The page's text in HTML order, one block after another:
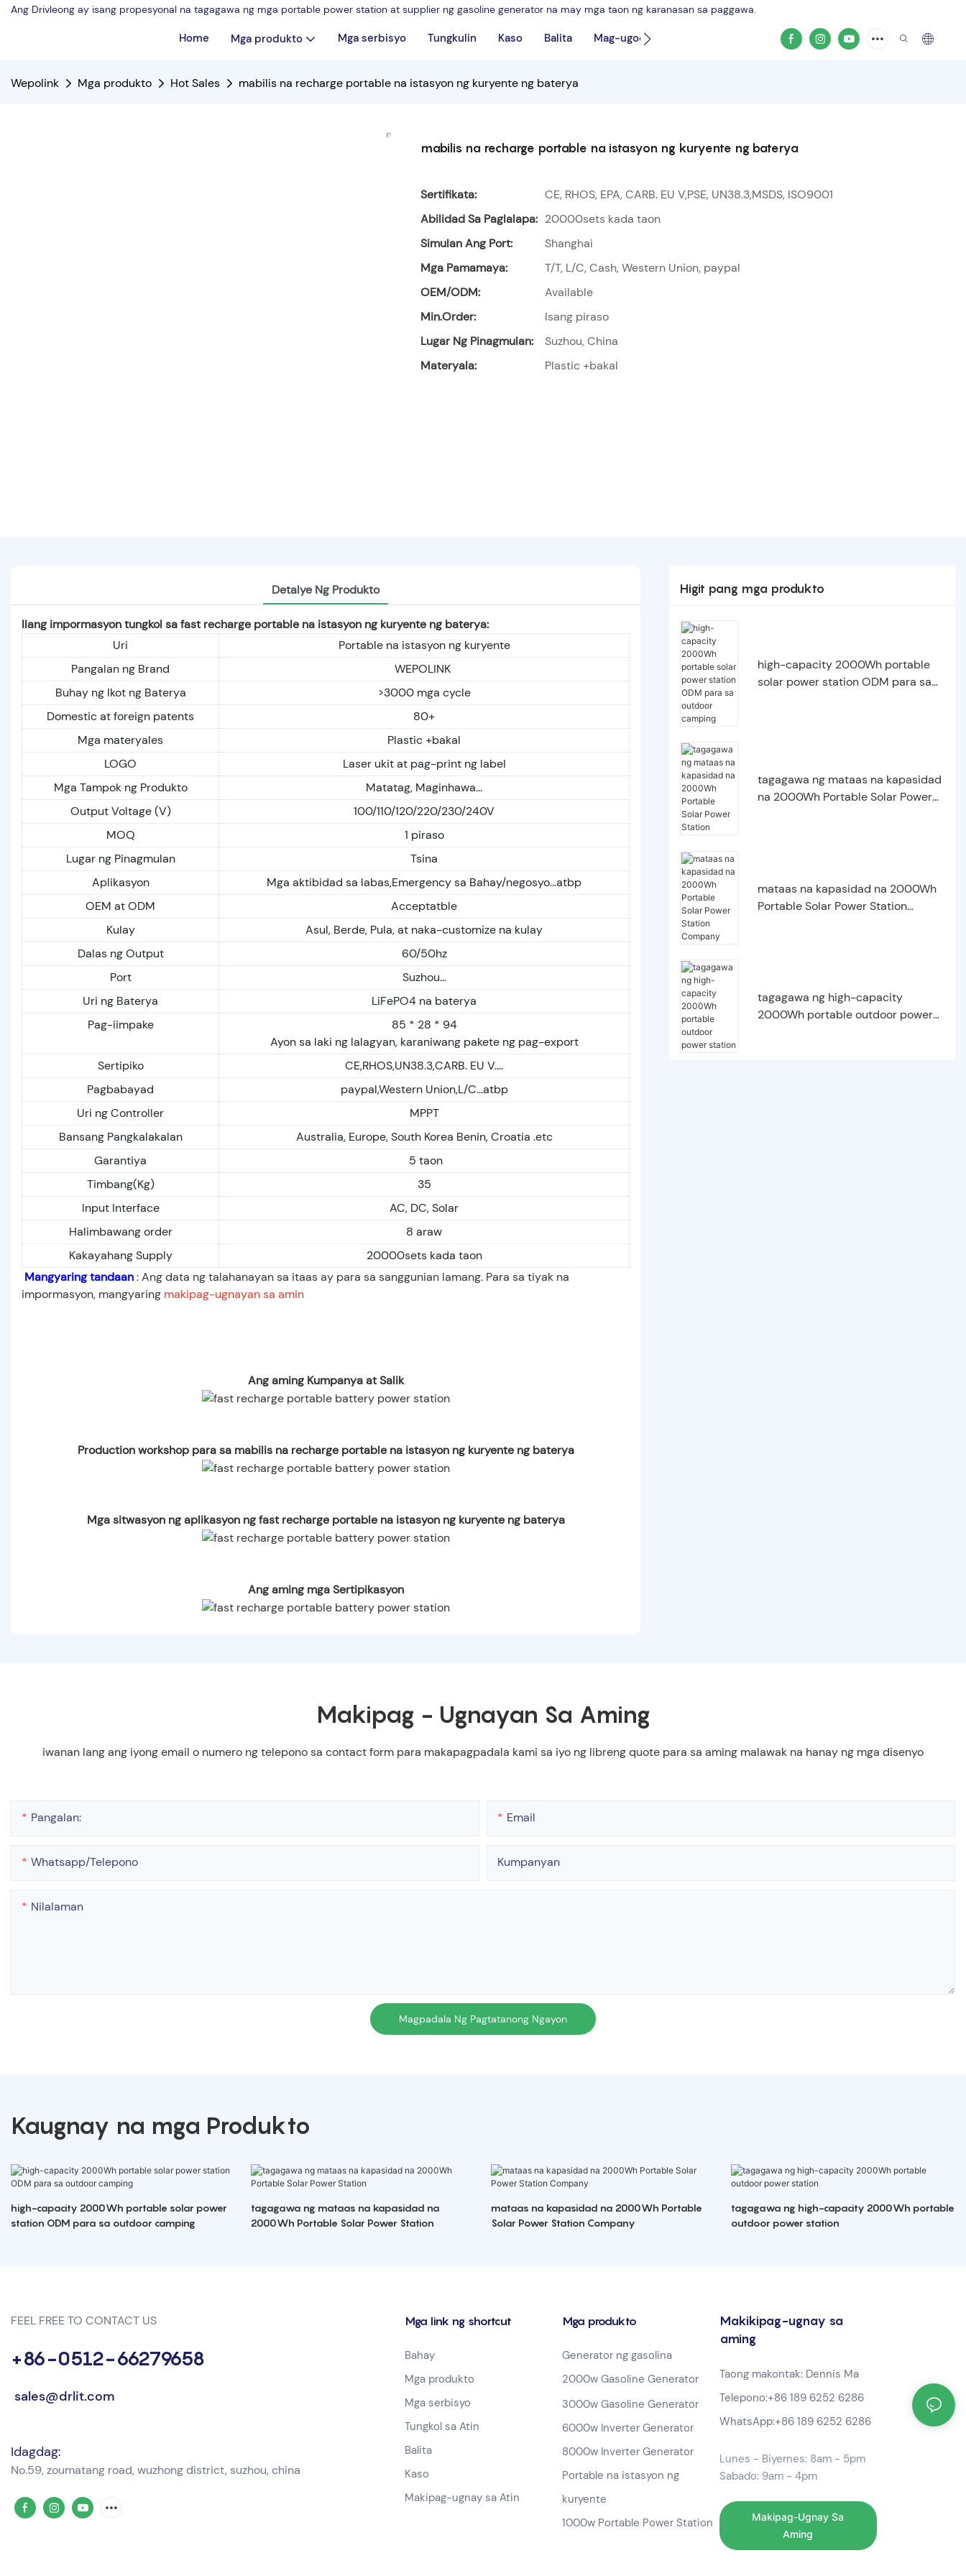
Ang Drivleong ay isang propesyonal na tagagawa ng mga portable power station at supplier ng gasoline generator na may mga taon ng karanasan sa paggawa.
Home Mga produkto Mga serbisyo Tungkulin Kaso Balita Mag-ugod
Wepolink Mga produkto Hot Sales mabilis na recharge portable na istasyon ng kuryente ng baterya
mabilis na recharge portable na istasyon ng kuryente ng baterya
Sertifikata:
CE, RHOS, EPA, CARB. EU V,PSE, UN38.3,MSDS, ISO9001
Abilidad Sa Paglalapa: 20000sets kada taon
Simulan Ang Port:
Shanghai
Mga Pamamaya:
T/T, L/C, Cash, Western Union, paypal
OEM/ODM:
Available
Min.Order:
Isang piraso
Lugar Ng Pinagmulan:
Suzhou, China
Materyala:
Plastic +bakal
Detalye Ng Produkto
Ilang impormasyon tungkol sa fast recharge portable na istasyon ng kuryente ng baterya:
Uri
Portable na istasyon ng kuryente
Pangalan ng Brand
WEPOLINK
Buhay ng Ikot ng Baterya
>3000 mga cycle
Domestic at foreign patents
80+
Mga materyales
Plastic +bakal
LOGO
Laser ukit at pag-print ng label
Mga Tampok ng Produkto
Matatag, Maginhawa...
Output Voltage (V)
100/110/120/220/230/240V
MOQ
1 piraso
Lugar ng Pinagmulan
Tsina
Aplikasyon
Mga aktibidad sa labas,Emergency sa Bahay/negosyo...atbp
OEM at ODM
Acceptatble
Kulay
Asul, Berde, Pula, at naka-customize na kulay
Dalas ng Output
60/50hz
Port
Suzhou...
Uri ng Baterya
LiFePO4 na baterya
Pag-iimpake
85 * 28 * 94
Ayon sa laki ng lalagyan, karaniwang pakete ng pag-export
Sertipiko
CE,RHOS,UN38.3,CARB. EU V....
Pagbabayad
paypal,Western Union,L/C...atbp
Uri ng Controller
MPPT
Bansang Pangkalakalan
Australia, Europe, South Korea Benin, Croatia .etc
Garantiya
5 taon
Timbang(Kg)
35
Input Interface
AC, DC, Solar
Halimbawang order
8 araw
Kakayahang Supply
20000sets kada taon
Mangyaring tandaan: Ang data ng talahanayan sa itaas ay para sa sanggunian lamang. Para sa tiyak na
impormasyon, mangyaring makipag-ugnayan sa amin
Ang aming Kumpanya at Salik
Production workshop para sa mabilis na recharge portable na istasyon ng kuryente ng baterya
Mga sitwasyon ng aplikasyon ng fast recharge portable na istasyon ng kuryente ng baterya
Ang aming mga Sertipikasyon
Higit pang mga produkto
high-capacity 2000Wh portable
solar power station ODM para sa
tagagawa ng mataas na kapasidad
na 2000Wh Portable Solar Power
mataas na kapasidad na 2000Wh
Portable Solar Power Station
tagagawa ng high-capacity
2000Wh portable outdoor power
Makipag - Ugnayan Sa Aming
iwanan lang ang iyong email o numero ng telepono sa contact form para makapagpadala kami sa iyo ng libreng quote para sa aming malawak na hanay ng mga disenyo
Pangalan: Email
Whatsapp/telepono Kumpanyan
Nilalaman
Magpadala Ng Pagtatanong Ngayon
Kaugnay na mga Produkto
high-capacity 2000Wh portable solar power
station ODM para sa outdoor camping
tagagawa ng mataas na kapasidad na
2000Wh Portable Solar Power Station
mataas na kapasidad na 2000Wh Portable
Solar Power Station Company
tagagawa ng high-capacity 2000Wh portable
outdoor power station
FEEL FREE TO CONTACT US
+86-0512-66279658
sales@drlit.com
Idagdag:
No.59, zoumatang road, wuzhong district, suzhou, china
Mga link ng shortcut
Bahay
Mga produkto
Mga serbisyo
Tungkol sa Atin
Balita
Kaso
Makipag-ugnay sa Atin
Mga produkto
Generator ng gasolina
2000w Gasoline Generator
3000w Gasoline Generator
6000w Inverter Generator
8000w Inverter Generator
Portable na istasyon ng
kuryente
1000w Portable Power Station
Makikipag-ugnay sa
aming
Taong makontak: Dennis Ma
Telepono:+86 189 6252 6286
WhatsApp:+86 189 6252 6286
Lunes - Biyernes: 8am - 5pm
Sabado: 9am - 4pm
Makipag-Ugnay Sa
Aming